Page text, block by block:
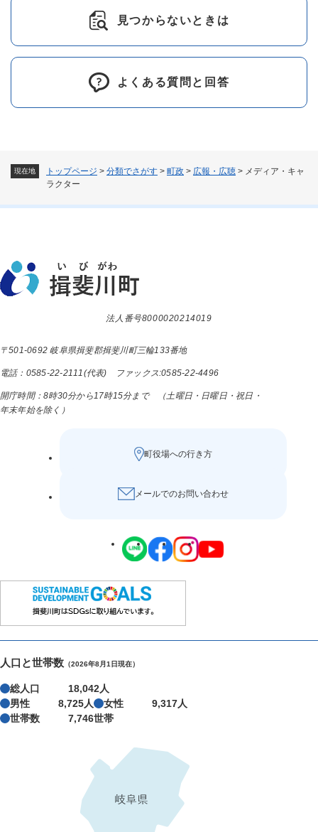
現在地 トップページ > 分類でさがす > 町政 > 広報・広聴 > メディア・キャ
ラクター
見つからないときは
よくある質問と回答
法人番号8000020214019
〒501-0692 岐阜県揖斐郡揖斐川町三輪133番地
電話：0585-22-2111(代表) ファックス:0585-22-4496
開庁時間：8時30分から17時15分まで （土曜日・日曜日・祝日・
年末年始を除く）
町役場への行き方
メールでのお問い合わせ
人口と世帯数 （2026年8月1日現在）
総人口
18,042人
男性
8,725人 女性
9,317人
世帯数
7,746世帯